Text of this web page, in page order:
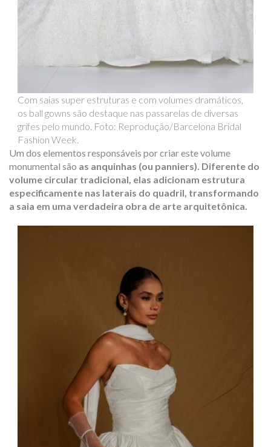
Com saias super estruturas e com volumes dramáticos,
os ball gowns são destaque nas passarelas de diversas
grifes pelo mundo. Foto: Reprodução/Barcelona Bridal
Fashion Week.
Um dos elementos responsáveis por criar este volume
monumental são as anquinhas (ou panniers). Diferente do
volume circular tradicional, elas adicionam estrutura
especificamente nas laterais do quadril, transformando
a saia em uma verdadeira obra de arte arquitetônica.